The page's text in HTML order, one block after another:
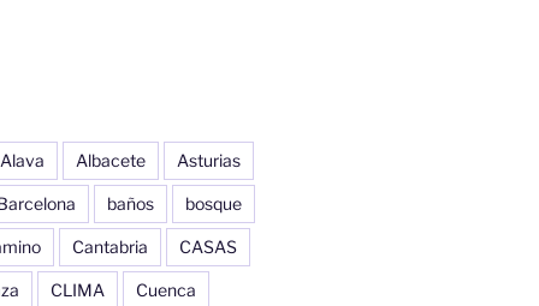
Alava Albacete Asturias
baños bosque
Cantabria CASAS
CLIMA Cuenca